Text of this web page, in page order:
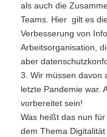
als auch die
Teams. Hier gilt es
Verbesserung von
Arbeitsorganisation,
aber
3. Wir müssen davon
letzte Pandemie war.
vorbereitet sein!
Was heißt das nun
dem Thema